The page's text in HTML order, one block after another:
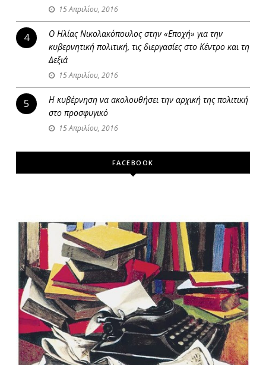
15 Απριλίου, 2016
4
Ο Ηλίας Νικολακόπουλος στην «Εποχή» για την
κυβερνητική πολιτική, τις διεργασίες στο Κέντρο και τη
Δεξιά
15 Απριλίου, 2016
5
Η κυβέρνηση να ακολουθήσει την αρχική της πολιτική
στο προσφυγικό
15 Απριλίου, 2016
FACEBOOK